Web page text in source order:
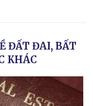
ĐẤT ĐAI, BẤT
KHÁC